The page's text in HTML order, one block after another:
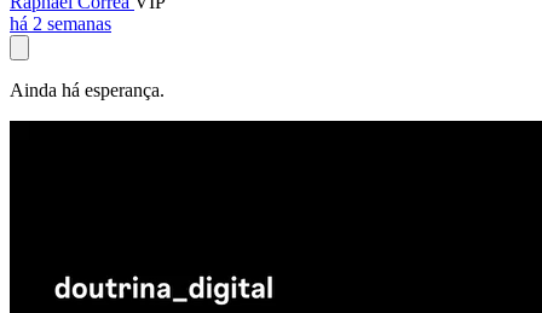
há 2 semanas
Ainda há esperança.